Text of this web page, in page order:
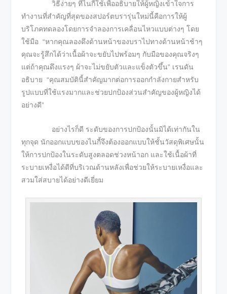
วิธีง่ายๆ ที่ไนกี้ใช้เพื่ออธิบายให้ผู้หญิงเข้าใจการ
ทำงานที่สำคัญที่สุดของสปอร์ตบรารุ่นใหม่นี้คือการให้ผู้
บริโภคทดลองโดยการจำลองการเคลื่อนไหวแบบต่างๆ โดย
ใช้มือ “หากคุณลองดึงด้านหน้าของบราไปทางด้านหน้าช้าๆ
คุณจะรู้สึกได้ว่าเนื้อผ้าจะขยับไปพร้อมๆ กับมือของคุณจริงๆ
แต่ถ้าคุณดึงแรงๆ ผ้าจะไม่ขยับตัวและแข็งตัวขึ้น” เรนดัน
อธิบาย “คุณสมบัตินี้สำคัญมากต่อการออกกำลังกายสำหรับ
รูปแบบที่ใช้แรงมากและช่วยปกป้องส่วนสำคัญของผู้หญิงได้
อย่างดี”
อย่างไรก็ดี ระดับของการปกป้องนั้นมิได้เท่ากันใน
ทุกจุด นักออกแบบของไนกี้จึงต้องออกแบบให้ชั้นวัสดุพิเศษนั้น
ให้การปกป้องในระดับสูงตลอดช่วงหน้าอก และใช้เนื้อผ้าที่
ระบายเหงื่อได้ดีที่บริเวณด้านหลังเพื่อช่วยให้ระบายเหงื่อและ
สวมใส่สบายได้อย่างดีเยี่ยม